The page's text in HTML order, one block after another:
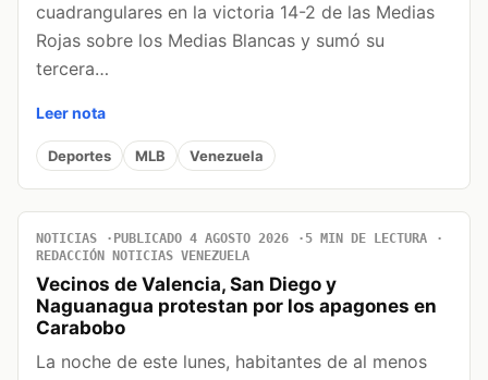
cuadrangulares en la victoria 14-2 de las Medias
Rojas sobre los Medias Blancas y sumó su
tercera…
Leer nota
Deportes MLB Venezuela
NOTICIAS PUBLICADO 4 AGOSTO 2026
5 MIN DE LECTURA
REDACCIÓN NOTICIAS VENEZUELA
Vecinos de Valencia, San Diego y
Naguanagua protestan por los apagones en
Carabobo
La noche de este lunes, habitantes de al menos